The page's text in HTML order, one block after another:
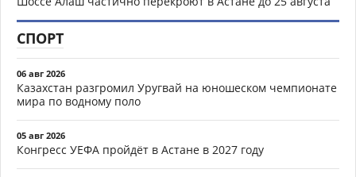
СПОРТ
06 авг 2026
Казахстан разгромил Уругвай на юношеском чемпионате
мира по водному поло
05 авг 2026
Конгресс УЕФА пройдёт в Астане в 2027 году